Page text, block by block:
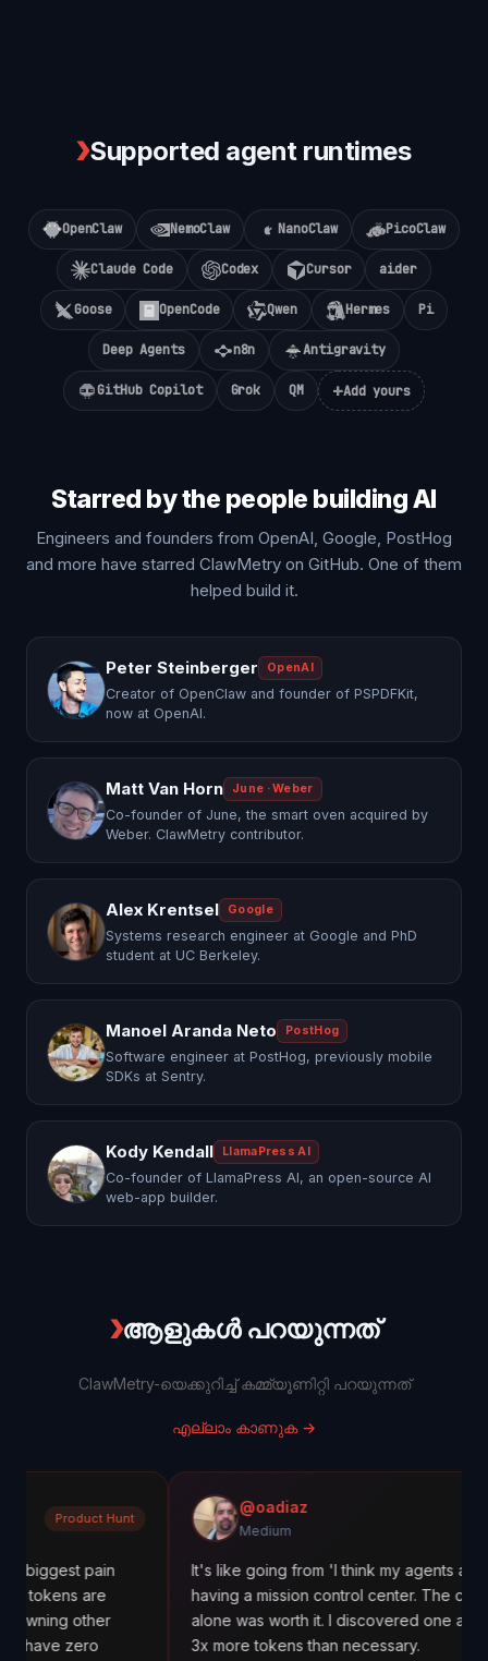
❯Supported agent runtimes
OpenClaw NemoClaw NanoClaw PicoClaw
Claude Code Codex Cursor aider
Goose OpenCode Qwen Hermes Pi
Deep Agents n8n Antigravity
GitHub Copilot Grok QM +Add yours
Starred by the people building AI
Engineers and founders from OpenAI, Google, PostHog
and more have starred ClawMetry on GitHub. One of them
helped build it.
Peter Steinberger OpenAI
Creator of OpenClaw and founder of PSPDFKit,
now at OpenAI.
Matt Van Horn June · Weber
Co-founder of June, the smart oven acquired by
Weber. ClawMetry contributor.
Alex Krentsel Google
Systems research engineer at Google and PhD
student at UC Berkeley.
Manoel Aranda Neto PostHog
Software engineer at PostHog, previously mobile
SDKs at Sentry.
Kody Kendall LlamaPress AI
Co-founder of LlamaPress AI, an open-source AI
web-app builder.
❯ആളുകൾ പറയുന്നത്
ClawMetry-യെക്കുറിച്ച് കമ്മ്യൂണിറ്റി പറയുന്നത്
എല്ലാം കാണുക→
@oadiaz
Medium
It's like going from 'I think my agents are working' to
having a mission control center. The cost tracking
alone was worth it. I discovered one agent was using
3x more tokens than necessary.